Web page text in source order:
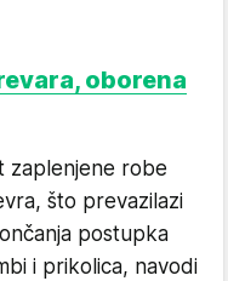
oborena
zaplenjene robe
što prevazilazi
postupka
i prikolica, navodi